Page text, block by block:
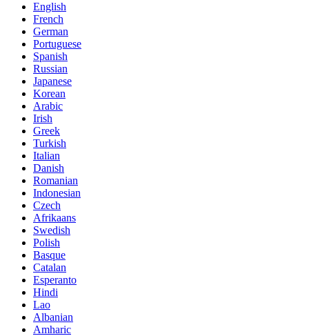
English
French
German
Portuguese
Spanish
Russian
Japanese
Korean
Arabic
Irish
Greek
Turkish
Italian
Danish
Romanian
Indonesian
Czech
Afrikaans
Swedish
Polish
Basque
Catalan
Esperanto
Hindi
Lao
Albanian
Amharic